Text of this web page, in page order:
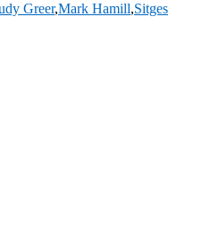
Greer,Mark Hamill,Sitges